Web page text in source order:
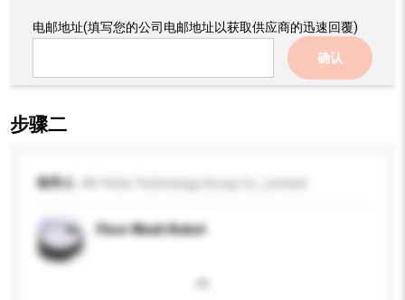
电邮地址(填写您的公司电邮地址以获取供应商的迅速回覆)
确认
步骤二
收件人
Floor Wash Robot